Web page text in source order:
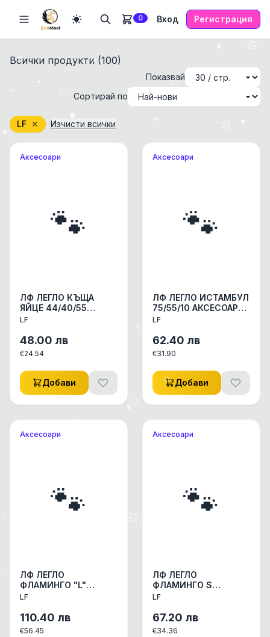
0 Вход Регистрация
Всички продукти (100)
Показвай
Сортирай по
LF ✕ Изчисти всички
Аксесоари
🐾
ЛФ ЛЕГЛО КЪЩА
ЯЙЦЕ 44/40/55
АКСЕСОАРИ КУЧЕ/
1бр
LF
48.00 лв
€24.54
Добави
Аксесоари
🐾
ЛФ ЛЕГЛО ИСТАМБУЛ
75/55/10 АКСЕСОАРИ
КУЧЕ/КОТЕ ДРЕХИ/
LF
62.40 лв
€31.90
Добави
Аксесоари
🐾
ЛФ ЛЕГЛО
ФЛАМИНГО "L"
АКСЕСОАРИ КУЧЕ/
1бр
LF
110.40 лв
€56.45
Аксесоари
🐾
ЛФ ЛЕГЛО
ФЛАМИНГО S
АКСЕСОАРИ КУЧЕ/
1бр
LF
67.20 лв
€34.36